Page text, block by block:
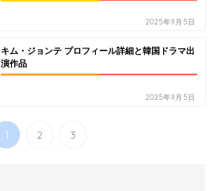
2025年9月5日
キム・ジョンテ プロフィール詳細と韓国ドラマ出
演作品
2025年9月5日
1 2 3